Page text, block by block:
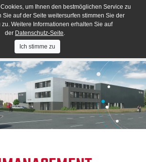
um Ihnen den bestmöglichen Service zu
Sie auf der Seite weitersurfen stimmen Sie der
Weitere Informationen erhalten Sie auf
der Datenschutz-Seite.
Ich stimme zu